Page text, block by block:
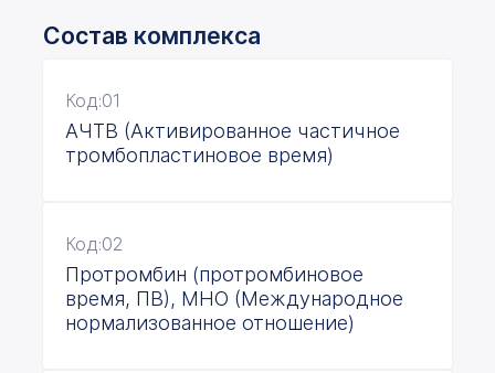
Состав комплекса
Код:01
АЧТВ (Активированное частичное
тромбопластиновое время)
Код:02
Протромбин (протромбиновое
время, ПВ), МНО (Международное
нормализованное отношение)